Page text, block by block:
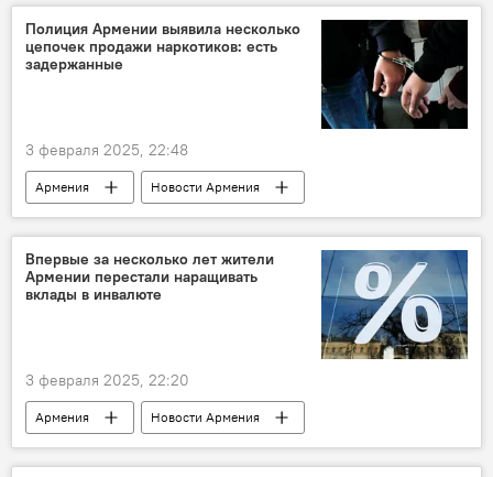
Полиция Армении выявила несколько
цепочек продажи наркотиков: есть
задержанные
3 февраля 2025, 22:48
Армения
Новости Армения
наркотики
Общество полиция
Впервые за несколько лет жители
Армении перестали наращивать
вклады в инвалюте
3 февраля 2025, 22:20
Армения
Новости Армения
Экономика
вклад